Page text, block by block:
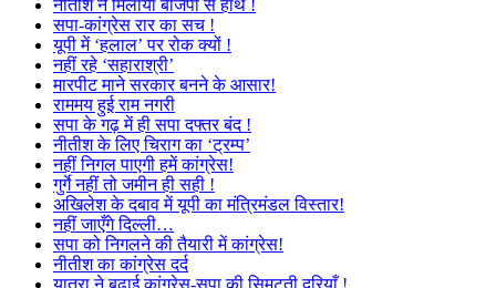
नीतीश ने मिलाया बीजेपी से हाथ !
सपा-कांग्रेस रार का सच !
यूपी में ‘हलाल’ पर रोक क्यों !
नहीं रहे ‘सहाराश्री’
मारपीट माने सरकार बनने के आसार!
राममय हुई राम नगरी
सपा के गढ़ में ही सपा दफ्तर बंद !
नीतीश के लिए चिराग का ‘ट्रम्प’
नहीं निगल पाएगी हमें कांग्रेस!
गुर्गे नहीं तो जमीन ही सही !
अखिलेश के दबाव में यूपी का मंत्रिमंडल विस्तार!
नहीं जाएँगे दिल्ली…
सपा को निगलने की तैयारी में कांग्रेस!
नीतीश का कांग्रेस दर्द
यात्रा ने बढ़ाई कांग्रेस-सपा की सिमटती दूरियाँ !